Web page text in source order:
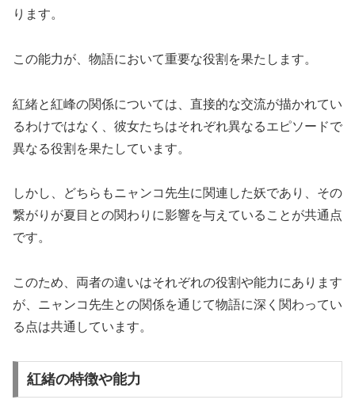
ります。
この能力が、物語において重要な役割を果たします。
紅緒と紅峰の関係については、直接的な交流が描かれてい
るわけではなく、彼女たちはそれぞれ異なるエピソードで
異なる役割を果たしています。
しかし、どちらもニャンコ先生に関連した妖であり、その
繋がりが夏目との関わりに影響を与えていることが共通点
です。
このため、両者の違いはそれぞれの役割や能力にあります
が、ニャンコ先生との関係を通じて物語に深く関わってい
る点は共通しています。
紅緒の特徴や能力